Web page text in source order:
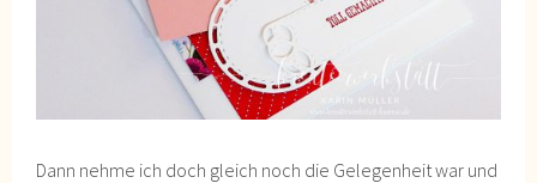
Dann nehme ich doch gleich noch die Gelegenheit war und